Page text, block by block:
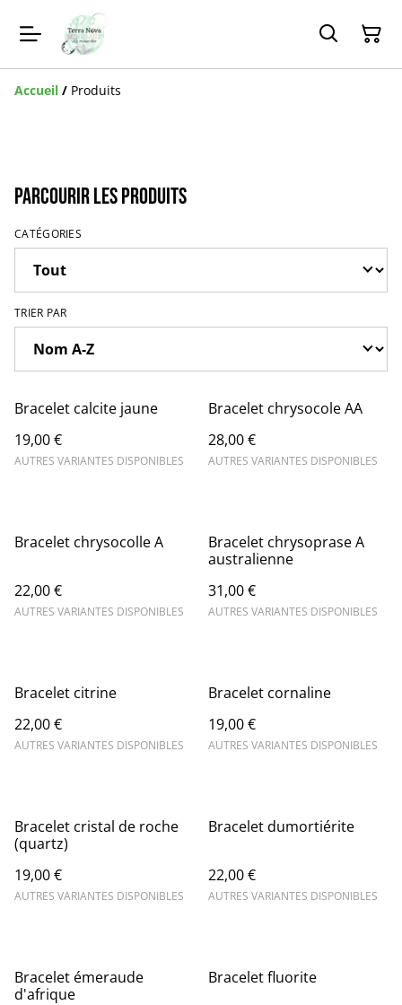
Accueil / Produits
Parcourir les produits
CATÉGORIES
TRIER PAR
Bracelet calcite jaune
19,00 €
AUTRES VARIANTES DISPONIBLES
Bracelet chrysocole AA
28,00 €
AUTRES VARIANTES DISPONIBLES
Bracelet chrysocolle A
22,00 €
AUTRES VARIANTES DISPONIBLES
Bracelet chrysoprase A
australienne
31,00 €
AUTRES VARIANTES DISPONIBLES
Bracelet citrine
22,00 €
AUTRES VARIANTES DISPONIBLES
Bracelet cornaline
19,00 €
AUTRES VARIANTES DISPONIBLES
Bracelet cristal de roche
(quartz)
19,00 €
AUTRES VARIANTES DISPONIBLES
Bracelet dumortiérite
22,00 €
AUTRES VARIANTES DISPONIBLES
Bracelet émeraude
d'afrique
Bracelet fluorite